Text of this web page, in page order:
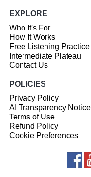
EXPLORE
Who It's For
How It Works
Free Listening Practice
Intermediate Plateau
Contact Us
POLICIES
Privacy Policy
AI Transparency Notice
Terms of Use
Refund Policy
Cookie Preferences